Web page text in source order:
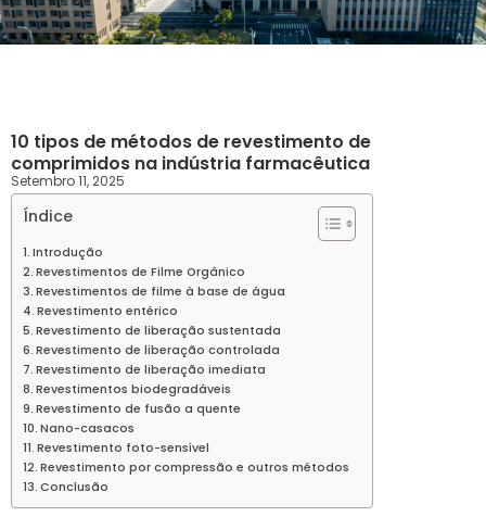
10 tipos de métodos de revestimento de
comprimidos na indústria farmacêutica
Setembro 11, 2025
Índice
Introdução
Revestimentos de Filme Orgânico
Revestimentos de filme à base de água
Revestimento entérico
Revestimento de liberação sustentada
Revestimento de liberação controlada
Revestimento de liberação imediata
Revestimentos biodegradáveis
Revestimento de fusão a quente
Nano-casacos
Revestimento foto-sensível
Revestimento por compressão e outros métodos
Conclusão